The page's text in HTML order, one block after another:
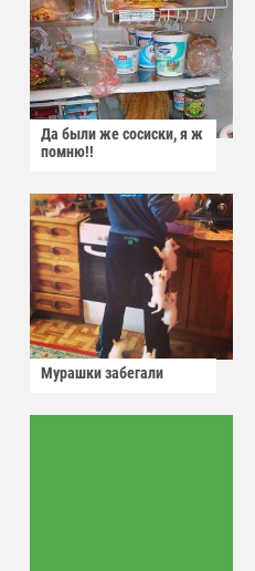
Да были же сосиски, я ж
помню!!
Мурашки забегали